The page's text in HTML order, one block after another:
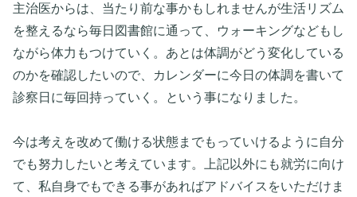
主治医からは、当たり前な事かもしれませんが生活リズム
を整えるなら毎日図書館に通って、ウォーキングなどもし
ながら体力もつけていく。あとは体調がどう変化している
のかを確認したいので、カレンダーに今日の体調を書いて
診察日に毎回持っていく。という事になりました。
今は考えを改めて働ける状態までもっていけるように自分
でも努力したいと考えています。上記以外にも就労に向け
て、私自身でもできる事があればアドバイスをいただけま